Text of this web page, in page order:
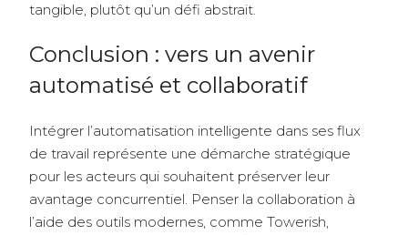
tangible, plutôt qu’un défi abstrait.
Conclusion : vers un avenir
automatisé et collaboratif
Intégrer l’automatisation intelligente dans ses flux
de travail représente une démarche stratégique
pour les acteurs qui souhaitent préserver leur
avantage concurrentiel. Penser la collaboration à
l’aide des outils modernes, comme Towerish,